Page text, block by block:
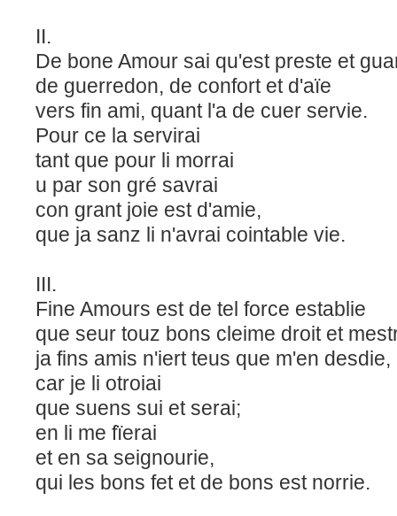
II.
De bone Amour sai qu'est preste et
de guerredon, de confort et d'aïe
vers fin ami, quant l'a de cuer servie.
Pour ce la servirai
tant que pour li morrai
u par son gré savrai
con grant joie est d'amie,
que ja sanz li n'avrai cointable vie.
III.
Fine Amours est de tel force establie
que seur touz bons cleime droit et
ja fins amis n'iert teus que m'en desdie,
car je li otroiai
que suens sui et serai;
en li me fïerai
et en sa seignourie,
qui les bons fet et de bons est norrie.